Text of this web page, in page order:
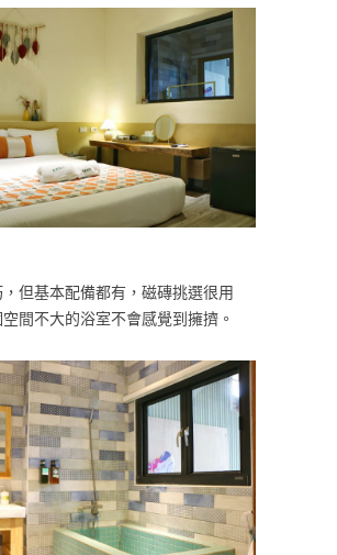
但基本配備都有，磁磚挑選很用
間不大的浴室不會感覺到擁擠。